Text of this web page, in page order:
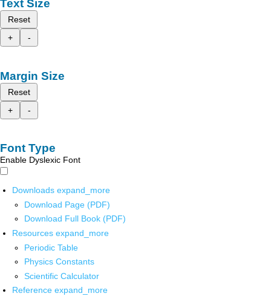
Text Size
Reset
+
-
Margin Size
Reset
+
-
Font Type
Enable Dyslexic Font
Downloads expand_more
Download Page (PDF)
Download Full Book (PDF)
Resources expand_more
Periodic Table
Physics Constants
Scientific Calculator
Reference expand_more